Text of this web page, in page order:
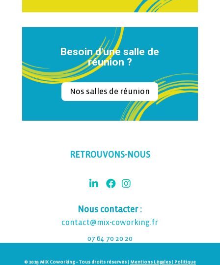
Besoin d'une salle de
réunion ?
Nos salles de réunion
RETROUVONS-NOUS
Nous contacter :
contact@mix-coworking.fr
07 64 70 20 20
© 2019 MIX Coworking – Tous droits réservés| Mentions Légales Politique